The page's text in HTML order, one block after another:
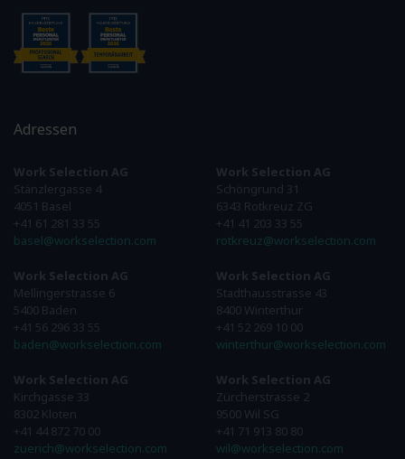
Adressen
Work Selection AG
Stänzlergasse 4
4051 Basel
+41 61 281 33 55
basel@workselection.com
Work Selection AG
Mellingerstrasse 6
5400 Baden
+41 56 296 33 55
baden@workselection.com
Work Selection AG
Kirchgasse 33
8302 Kloten
+41 44 872 70 00
zuerich@workselection.com
Work Selection AG
Schöngrund 31
6343 Rotkreuz ZG
+41 41 203 33 55
rotkreuz@workselection.com
Work Selection AG
Stadthausstrasse 43
8400 Winterthur
+41 52 269 10 00
winterthur@workselection.com
Work Selection AG
Zürcherstrasse 2
9500 Wil SG
+41 71 913 80 80
wil@workselection.com